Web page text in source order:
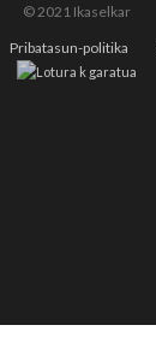
Pribatasun-politika
© 2021 Ikaselkar
k garatua